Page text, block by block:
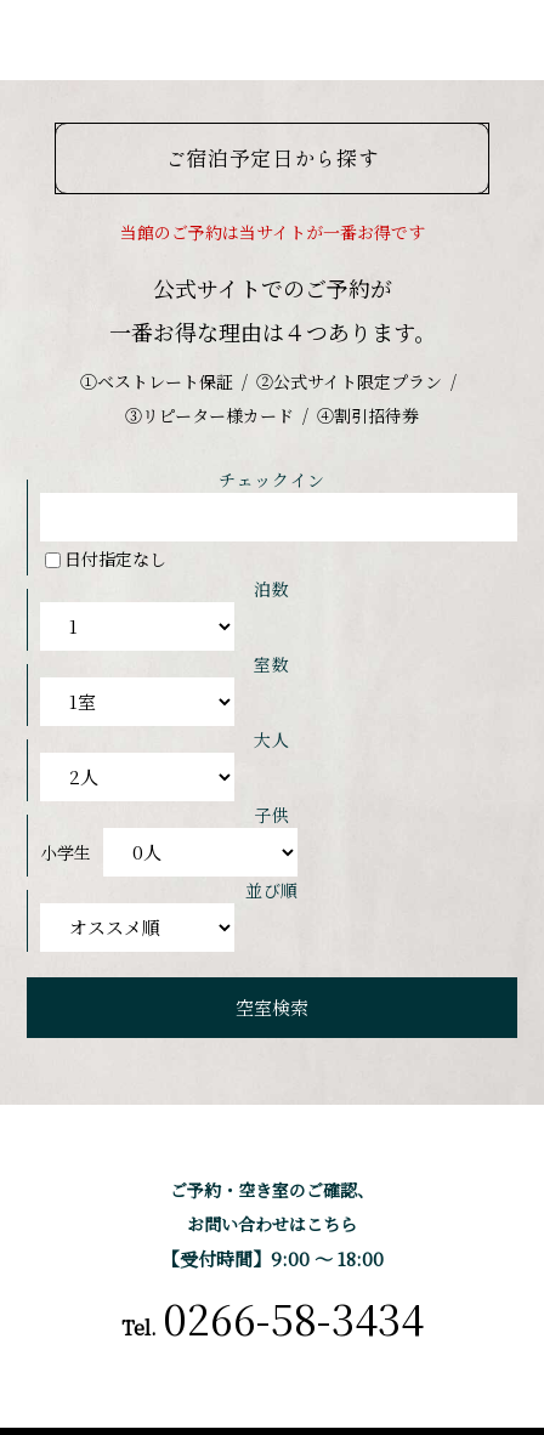
ご宿泊予定日から探す
当館のご予約は当サイトが一番お得です
公式サイトでのご予約が
一番お得な理由は４つあります。
①ベストレート保証
②公式サイト限定プラン
③リピーター様カード
④割引招待券
チェックイン
日付指定なし
泊数
室数
大人
子供
小学生
並び順
ご予約・空き室のご確認、
お問い合わせはこちら
【受付時間】9:00 〜 18:00
Tel. 0266-58-3434